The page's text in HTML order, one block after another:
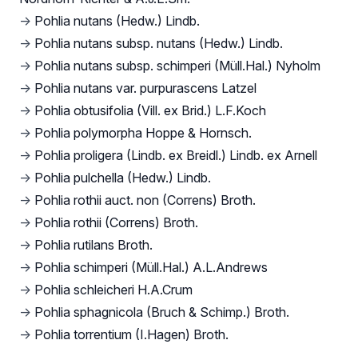
→ Pohlia nutans (Hedw.) Lindb.
→ Pohlia nutans subsp. nutans (Hedw.) Lindb.
→ Pohlia nutans subsp. schimperi (Müll.Hal.) Nyholm
→ Pohlia nutans var. purpurascens Latzel
→ Pohlia obtusifolia (Vill. ex Brid.) L.F.Koch
→ Pohlia polymorpha Hoppe & Hornsch.
→ Pohlia proligera (Lindb. ex Breidl.) Lindb. ex Arnell
→ Pohlia pulchella (Hedw.) Lindb.
→ Pohlia rothii auct. non (Correns) Broth.
→ Pohlia rothii (Correns) Broth.
→ Pohlia rutilans Broth.
→ Pohlia schimperi (Müll.Hal.) A.L.Andrews
→ Pohlia schleicheri H.A.Crum
→ Pohlia sphagnicola (Bruch & Schimp.) Broth.
→ Pohlia torrentium (I.Hagen) Broth.